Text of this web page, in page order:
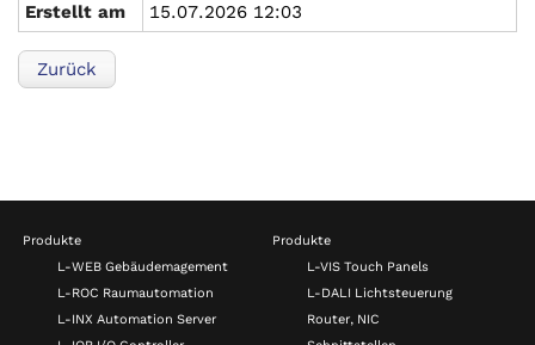
Erstellt am
15.07.2026 12:03
Zurück
Produkte
L-WEB Gebäudemagement
L-ROC Raumautomation
L-INX Automation Server
Produkte
L-VIS Touch Panels
L-DALI Lichtsteuerung
Router, NIC